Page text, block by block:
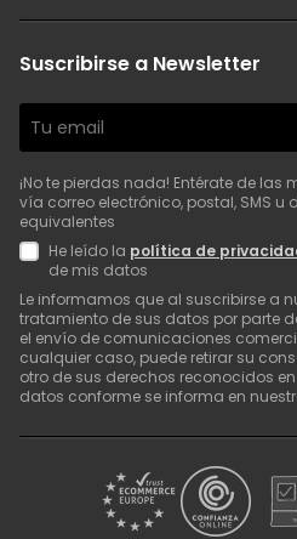
Suscribirse a Newsletter
¡No te pierdas nada! Entérate de las
vía correo electrónico, postal, SMS u
equivalentes
He leído la política de
de mis datos
Le informamos que al suscribirse a
tratamiento de sus datos por parte
el envío de comunicaciones
cualquier caso, puede retirar su
otro de sus derechos reconocidos
datos conforme se informa en